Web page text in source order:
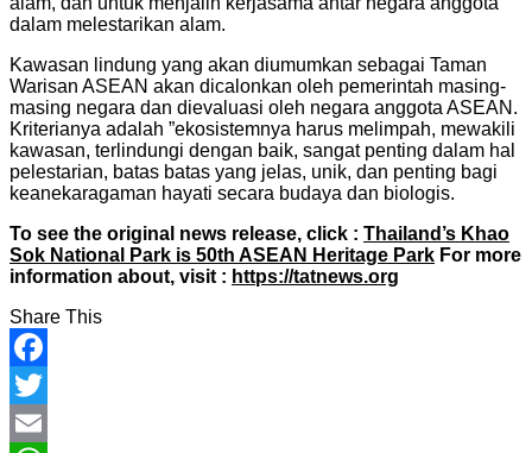
dalam melestarikan alam.
Kawasan lindung yang akan diumumkan sebagai Taman
Warisan ASEAN akan dicalonkan oleh pemerintah masing-
masing negara dan dievaluasi oleh negara anggota ASEAN.
Kriterianya adalah ”ekosistemnya harus melimpah, mewakili
kawasan, terlindungi dengan baik, sangat penting dalam hal
pelestarian, batas batas yang jelas, unik, dan penting bagi
keanekaragaman hayati secara budaya dan biologis.
To see the original news release, click : Thailand’s Khao
Sok National Park is 50th ASEAN Heritage Park For more
information about, visit : https://tatnews.org
Share This
Facebook
Twitter